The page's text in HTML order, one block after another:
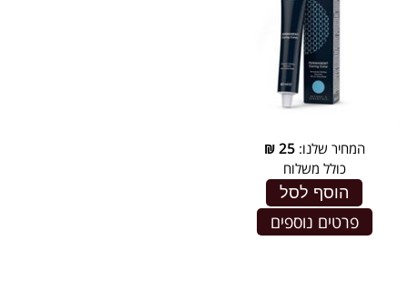
המחיר שלנו:25
₪
כולל משלוח
הוסף לסל
פרטים נוספים